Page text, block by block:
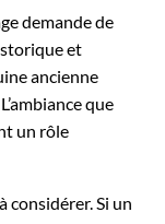
demande de
et
ancienne
que
un rôle
considérer. Si un